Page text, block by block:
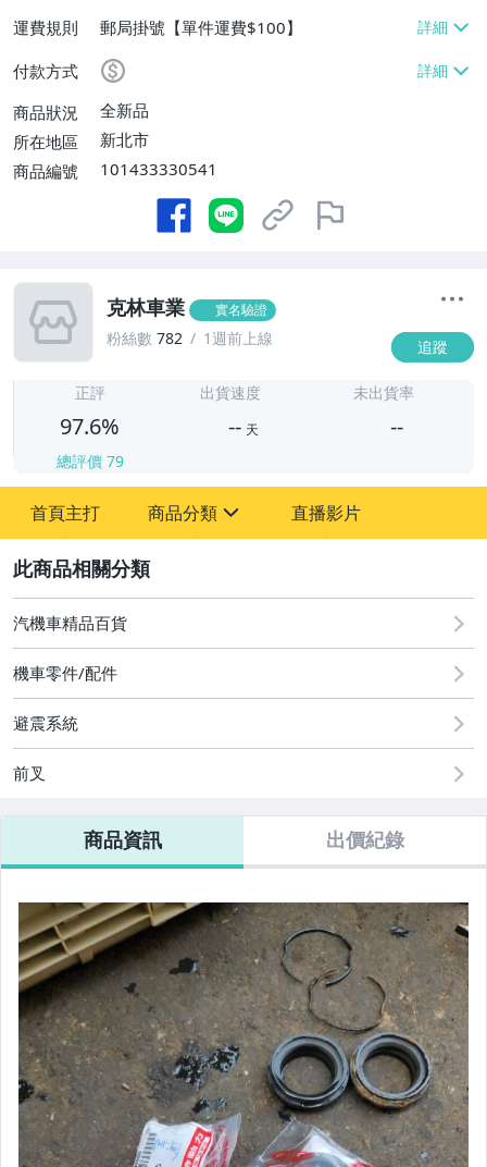
運費規則
郵局掛號【單件運費$100】
付款方式
商品狀況
全新品
所在地區
新北市
商品編號
101433330541
克林車業 實名驗證
粉絲數 782 1週前上線 追蹤
正評
97.6%
總評價 79
出貨速度
-- 天
未出貨率
--
首頁主打 商品分類
汽機車精品百貨
居家、家具與園藝
直播影片
汽機車精品百貨
機車零件/配件
避震系統
前叉
商品資訊 出價紀錄